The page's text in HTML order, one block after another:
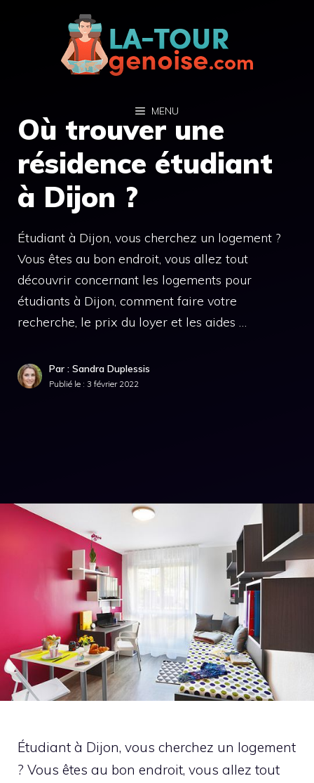
MENU
Où trouver une
résidence étudiant
à Dijon ?
Étudiant à Dijon, vous cherchez un logement ?
Vous êtes au bon endroit, vous allez tout
découvrir concernant les logements pour
étudiants à Dijon, comment faire votre
recherche, le prix du loyer et les aides …
Par : Sandra Duplessis
Publié le : 3 février 2022
Étudiant à Dijon, vous cherchez un logement
? Vous êtes au bon endroit, vous allez tout